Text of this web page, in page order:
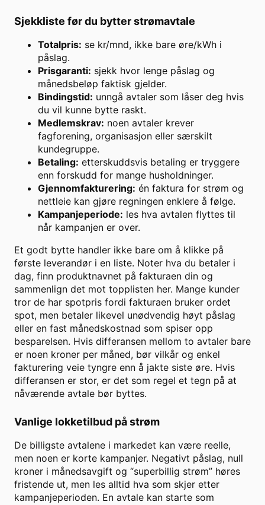
Sjekkliste før du bytter strømavtale
Totalpris: se kr/mnd, ikke bare øre/kWh i
påslag.
Prisgaranti: sjekk hvor lenge påslag og
månedsbeløp faktisk gjelder.
Bindingstid: unngå avtaler som låser deg hvis
du vil kunne bytte raskt.
Medlemskrav: noen avtaler krever
fagforening, organisasjon eller særskilt
kundegruppe.
Betaling: etterskuddsvis betaling er tryggere
enn forskudd for mange husholdninger.
Gjennomfakturering: én faktura for strøm og
nettleie kan gjøre regningen enklere å følge.
Kampanjeperiode: les hva avtalen flyttes til
når kampanjen er over.
Et godt bytte handler ikke bare om å klikke på
første leverandør i en liste. Noter hva du betaler i
dag, finn produktnavnet på fakturaen din og
sammenlign det mot topplisten her. Mange kunder
tror de har spotpris fordi fakturaen bruker ordet
spot, men betaler likevel unødvendig høyt påslag
eller en fast månedskostnad som spiser opp
besparelsen. Hvis differansen mellom to avtaler bare
er noen kroner per måned, bør vilkår og enkel
fakturering veie tyngre enn å jakte siste øre. Hvis
differansen er stor, er det som regel et tegn på at
nåværende avtale bør byttes.
Vanlige lokketilbud på strøm
De billigste avtalene i markedet kan være reelle,
men noen er korte kampanjer. Negativt påslag, null
kroner i månedsavgift og “superbillig strøm” høres
fristende ut, men les alltid hva som skjer etter
kampanjeperioden. En avtale kan starte som